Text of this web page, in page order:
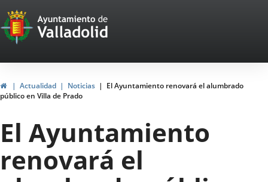
Portal
Web
del
Ayuntamiento
de
Valladolid
InicioActualidad Noticias
El Ayuntamiento renovará el alumbrado
público en Villa de Prado
El Ayuntamiento
renovará el